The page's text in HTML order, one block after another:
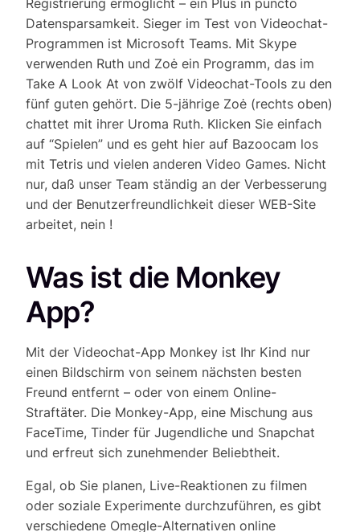
Daten­spar­samkeit. Sieger im Test von Videochat-
Programmen ist Microsoft Teams. Mit Skype
verwenden Ruth und Zoė ein Programm, das im
Take A Look At von zwölf Video­chat-Tools zu den
fünf guten gehört. Die 5-jährige Zoė (rechts oben)
chattet mit ihrer Uroma Ruth. Klicken Sie einfach
auf “Spielen” und es geht hier auf Bazoocam los
mit Tetris und vielen anderen Video Games. Nicht
nur, daß unser Team ständig an der Verbesserung
und der Benutzerfreundlichkeit dieser WEB-Site
arbeitet, nein !
Was ist die Monkey
App?
Mit der Videochat-App Monkey ist Ihr Kind nur
einen Bildschirm von seinem nächsten besten
Freund entfernt – oder von einem Online-
Straftäter. Die Monkey-App, eine Mischung aus
FaceTime, Tinder für Jugendliche und Snapchat
und erfreut sich zunehmender Beliebtheit.
Egal, ob Sie planen, Live-Reaktionen zu filmen
oder soziale Experimente durchzuführen, es gibt
verschiedene Omegle-Alternativen online